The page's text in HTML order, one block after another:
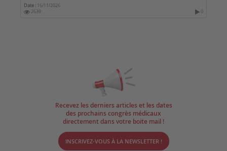
Date : 16/11/2026
2639
0
Recevez les derniers articles et les dates
des prochains congrès médicaux
directement dans votre boite mail !
INSCRIVEZ-VOUS À LA NEWSLETTER !